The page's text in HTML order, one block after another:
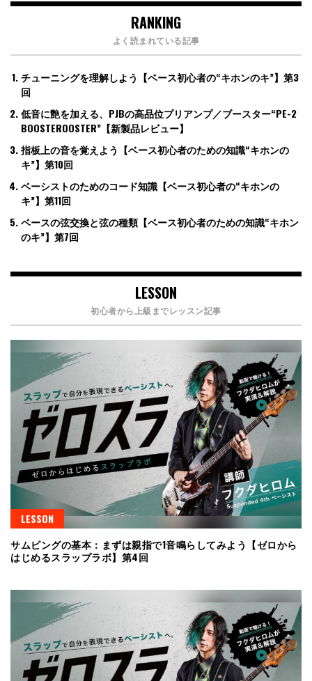
RANKING
よく読まれている記事
チューニングを理解しよう【ベース初心者の“キホンのキ”】第3
回
低音に艶を加える、PJBの高品位プリアンプ／ブースター“PE-2
BOOSTEROOSTER”【新製品レビュー】
指板上の音を覚えよう【ベース初心者のための知識“キホンの
キ”】第10回
ベーシストのためのコード知識【ベース初心者の“キホンの
キ”】第11回
ベースの弦交換と弦の種類【ベース初心者のための知識“キホン
のキ”】第7回
LESSON
初心者から上級までレッスン記事
LESSON
サムピングの基本：まずは親指で1音鳴らしてみよう【ゼロから
はじめるスラップラボ】第4回